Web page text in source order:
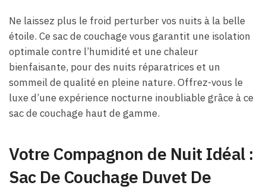
Ne laissez plus le froid perturber vos nuits à la belle
étoile. Ce sac de couchage vous garantit une isolation
optimale contre l’humidité et une chaleur
bienfaisante, pour des nuits réparatrices et un
sommeil de qualité en pleine nature. Offrez-vous le
luxe d’une expérience nocturne inoubliable grâce à ce
sac de couchage haut de gamme.
Votre Compagnon de Nuit Idéal :
Sac De Couchage Duvet De